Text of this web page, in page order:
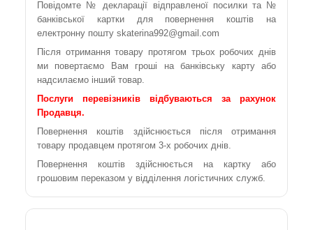
Повідомте № декларації відправленої посилки та №
банківської картки для повернення коштів на
електронну пошту skaterina992@gmail.com
Після отримання товару протягом трьох робочих днів
ми повертаємо Вам гроші на банківську карту або
надсилаємо інший товар.
Послуги перевізників відбуваються за рахунок
Продавця.
Повернення коштів здійснюється після отримання
товару продавцем протягом 3-х робочих днів.
Повернення коштів здійснюється на картку або
грошовим переказом у відділення логістичних служб.